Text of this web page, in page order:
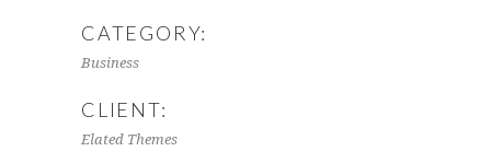
CATEGORY:
Business
CLIENT:
Elated Themes